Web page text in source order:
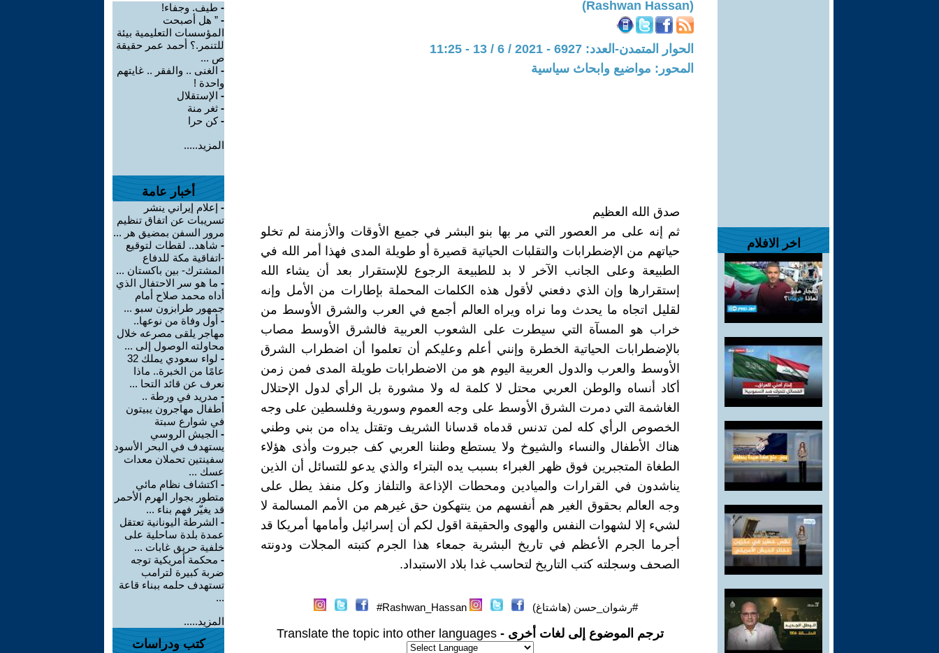
اخر الافلام
(Rashwan Hassan)
الحوار المتمدن-العدد: 6927 - 2021 / 6 / 13 - 11:25
المحور: مواضيع وابحاث سياسية
صدق الله العظيم
ثم إنه على مر العصور التي مر بها بنو البشر في جميع الأوقات والأزمنة لم تخلو
حياتهم من الإضطرابات والتقلبات الحياتية قصيرة أو طويلة المدى فهذا أمر الله في
الطبيعة وعلى الجانب الآخر لا بد للطبيعة الرجوع للإستقرار بعد أن يشاء الله
إستقرارها وإن الذي دفعني لأقول هذه الكلمات المحملة بإطارات من الأمل وإنه
لقليل اتجاه ما يحدث وما نراه ويراه العالم أجمع في العرب والشرق الأوسط من
خراب هو المسآة التي سيطرت على الشعوب العربية فالشرق الأوسط مصاب
بالإضطرابات الحياتية الخطرة وإنني أعلم وعليكم أن تعلموا أن اضطراب الشرق
الأوسط والعرب والدول العربية اليوم هو من الاضطرابات طويلة المدى فمن زمن
أكاد أنساه والوطن العربي محتل لا كلمة له ولا مشورة بل الرأي لدول الإحتلال
الغاشمة التي دمرت الشرق الأوسط على وجه العموم وسورية وفلسطين على وجه
الخصوص الرأي كله لمن تدنس قدماه قدسانا الشريف وتقتل يداه من بني وطني
هناك الأطفال والنساء والشيوخ ولا يستطع وطننا العربي كف جبروت وأذى هؤلاء
الطغاة المتجبرين فوق ظهر الغبراء بسبب يده البتراء والذي يدعو للتسائل أن الذين
يناشدون في القرارات والميادين ومحطات الإذاعة والتلفاز وكل منفذ يطل على
وجه العالم بحقوق الغير هم أنفسهم من ينتهكون حق غيرهم من الأمم المسالمة لا
لشيء إلا لشهوات النفس والهوى والحقيقة اقول لكم أن إسرائيل وأمامها أمريكا قد
أجرما الجرم الأعظم في تاريخ البشرية جمعاء هذا الجرم كتبته المجلات ودونته
الصحف وسجلته كتب التاريخ لتحاسب غدا بلاد الاستبداد.
#رشوان_حسن (هاشتاغ) Rashwan_Hassan#
ترجم الموضوع إلى لغات أخرى - Translate the topic into other languages
- طيف. وجفاء!
- ” هل أصبحت
المؤسسات التعليمية بيئة
للتنمر.؟ أحمد عمر حقيقة
ص ...
- الغنى .. والفقر .. غايتهم
واحدة !
- الإستقلال
- ثغر منة
-كن حرا
المزيد.....
أخبار عامة
- إعلام إيراني ينشر
تسريبات عن اتفاق تنظيم
مرور السفن بمضيق هر ...
- شاهد.. لقطات لتوقيع
-اتفاقية مكة للدفاع
المشترك- بين باكستان ...
- ما هو سر الاحتفال الذي
أداه محمد صلاح أمام
جمهور طرابزون سبو ...
- أول وفاة من نوعها..
مهاجر يلقى مصرعه خلال
محاولته الوصول إلى ...
-
لواء سعودي يملك 32
عامًا من الخبرة.. ماذا
نعرف عن قائد التحا ...
- مدريد في ورطة ..
أطفال مهاجرون يبيتون
في شوارع سبتة
- الجيش الروسي
يستهدف في البحر الأسود
سفينتين تحملان معدات
عسك ...
- اكتشاف نظام مائي
متطور بجوار الهرم الأحمر
قد يغيّر فهم بناء ...
- الشرطة اليونانية تعتقل
عمدة بلدة ساحلية على
خلفية حريق غابات ...
- محكمة أمريكية توجه
ضربة كبيرة لترامب
تستهدف حلمه ببناء قاعة
...
المزيد.....
كتب ودراسات